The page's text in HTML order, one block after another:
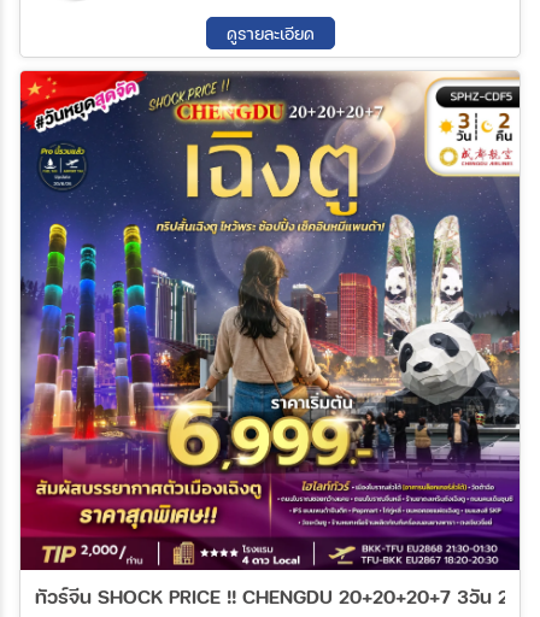
ค้นหา
16 ส.ค. 69 - 16 ส.ค. 69
18 ส.ค. 69 - 18 ส.ค. 69
19 ส.ค. 69 - 19 ส.ค. 69
20 ส.ค. 69 - 20 ส.ค. 69
21 ส.ค. 69 - 21 ส.ค. 69
22 ส.ค. 69 - 22 ส.ค. 69
23 ส.ค. 69 - 23 ส.ค. 69
24 ส.ค. 69 - 24 ส.ค. 69
25 ส.ค. 69 - 25 ส.ค. 69
26 ส.ค. 69 - 26 ส.ค. 69
27 ส.ค. 69 - 27 ส.ค. 69
28 ส.ค. 69 - 28 ส.ค. 69
29 ส.ค. 69 - 29 ส.ค. 69
30 ส.ค. 69 - 30 ส.ค. 69
31 ส.ค. 69 - 31 ส.ค. 69
01 ก.ย. 69 - 01 ก.ย. 69
02 ก.ย. 69 - 02 ก.ย. 69
03 ก.ย. 69 - 03 ก.ย. 69
04 ก.ย. 69 - 04 ก.ย. 69
05 ก.ย. 69 - 05 ก.ย. 69
06 ก.ย. 69 - 06 ก.ย. 69
07 ก.ย. 69 - 07 ก.ย. 69
08 ก.ย. 69 - 08 ก.ย. 69
09 ก.ย. 69 - 09 ก.ย. 69
10 ก.ย. 69 - 10 ก.ย. 69
11 ก.ย. 69 - 11 ก.ย. 69
12 ก.ย. 69 - 12 ก.ย. 69
13 ก.ย. 69 - 13 ก.ย. 69
14 ก.ย. 69 - 14 ก.ย. 69
15 ก.ย. 69 - 15 ก.ย. 69
16 ก.ย. 69 - 16 ก.ย. 69
17 ก.ย. 69 - 17 ก.ย. 69
18 ก.ย. 69 - 18 ก.ย. 69
19 ก.ย. 69 - 19 ก.ย. 69
20 ก.ย. 69 - 20 ก.ย. 69
21 ก.ย. 69 - 21 ก.ย. 69
22 ก.ย. 69 - 22 ก.ย. 69
23 ก.ย. 69 - 23 ก.ย. 69
24 ก.ย. 69 - 24 ก.ย. 69
25 ก.ย. 69 - 25 ก.ย. 69
26 ก.ย. 69 - 26 ก.ย. 69
27 ก.ย. 69 - 27 ก.ย. 69
28 ก.ย. 69 - 28 ก.ย. 69
29 ก.ย. 69 - 29 ก.ย. 69
30 ก.ย. 69 - 30 ก.ย. 69
01 ต.ค. 69 - 01 ต.ค. 69
ดูรายละเอียด
ทัวร์จีน SHOCK PRICE !! CHENGDU 20+20+20+7 3วัน 2คืน